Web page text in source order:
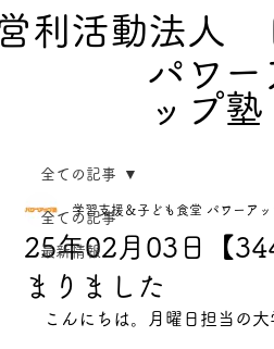
利活動法人
パワー
ップ塾
全ての記事
最新情報
全ての記事
25年02月03日【
まりました
学習支援＆子ども食堂 パワーア
こんにちは。月曜日担当の大